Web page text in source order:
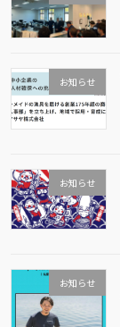
お知らせ
お知らせ
お知らせ